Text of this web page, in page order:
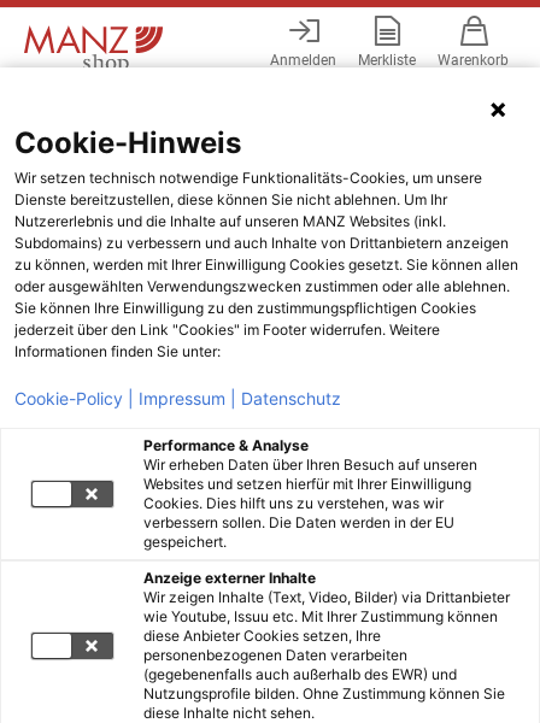
Anmelden Merkliste Warenkorb
Cookie-Hinweis
Wir setzen technisch notwendige Funktionalitäts-Cookies, um unsere
Dienste bereitzustellen, diese können Sie nicht ablehnen. Um Ihr
Nutzererlebnis und die Inhalte auf unseren MANZ Websites (inkl.
Subdomains) zu verbessern und auch Inhalte von Drittanbietern anzeigen
zu können, werden mit Ihrer Einwilligung Cookies gesetzt. Sie können allen
oder ausgewählten Verwendungszwecken zustimmen oder alle ablehnen.
Sie können Ihre Einwilligung zu den zustimmungspflichtigen Cookies
jederzeit über den Link "Cookies" im Footer widerrufen. Weitere
Informationen finden Sie unter:
Cookie-Policy | Impressum | Datenschutz
Performance & Analyse
Wir erheben Daten über Ihren Besuch auf unseren
Websites und setzen hierfür mit Ihrer Einwilligung
Cookies. Dies hilft uns zu verstehen, was wir
verbessern sollen. Die Daten werden in der EU
gespeichert.
Anzeige externer Inhalte
Wir zeigen Inhalte (Text, Video, Bilder) via Drittanbieter
wie Youtube, Issuu etc. Mit Ihrer Zustimmung können
diese Anbieter Cookies setzen, Ihre
personenbezogenen Daten verarbeiten
(gegebenenfalls auch außerhalb des EWR) und
Nutzungsprofile bilden. Ohne Zustimmung können Sie
diese Inhalte nicht sehen.